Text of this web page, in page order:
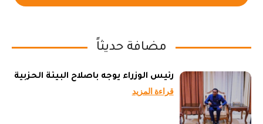
مضافة حديثاً
رئيس الوزراء يوجه باصلاح البيئة الحزبية
قراءة المزيد